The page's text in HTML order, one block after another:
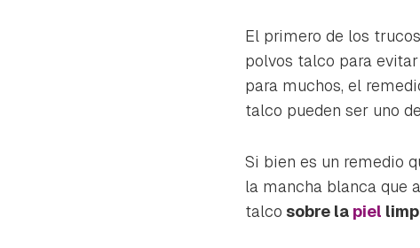
El primero de los
polvos talco para
para muchos, el
talco pueden ser uno
Si bien es un remedio
la mancha blanca que
talco sobre la piel